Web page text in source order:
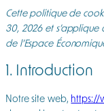
Cette politique de
30, 2026 et s’applique
de l’Espace
1. Introduction
Notre site web, https://